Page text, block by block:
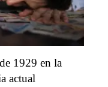
1929 en la
actual